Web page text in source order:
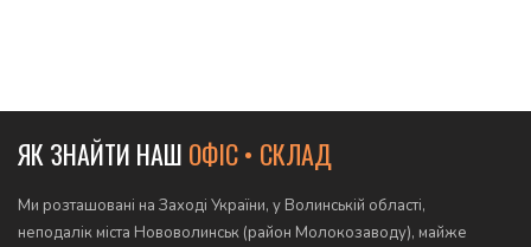
ЯК ЗНАЙТИ НАШ ОФІС • СКЛАД
Ми розташовані на Заході України, у Волинській області,
неподалік міста Нововолинськ (район Молокозаводу), майже